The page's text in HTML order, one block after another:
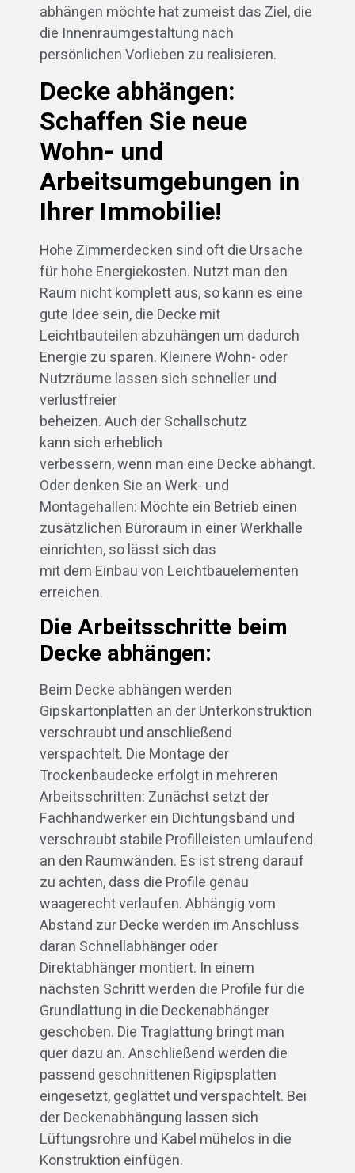
abhängen möchte hat zumeist das Ziel, die
die Innenraumgestaltung nach
persönlichen Vorlieben zu realisieren.
Decke abhängen:
Schaffen Sie neue
Wohn- und
Arbeitsumgebungen in
Ihrer Immobilie!
Hohe Zimmerdecken sind oft die Ursache
für hohe Energiekosten. Nutzt man den
Raum nicht komplett aus, so kann es eine
gute Idee sein, die Decke mit
Leichtbauteilen abzuhängen um dadurch
Energie zu sparen. Kleinere Wohn- oder
Nutzräume lassen sich schneller und
verlustfreier
beheizen. Auch der Schallschutz
kann sich erheblich
verbessern, wenn man eine Decke abhängt.
Oder denken Sie an Werk- und
Montagehallen: Möchte ein Betrieb einen
zusätzlichen Büroraum in einer Werkhalle
einrichten, so lässt sich das
mit dem Einbau von Leichtbauelementen
erreichen.
Die Arbeitsschritte beim
Decke abhängen:
Beim Decke abhängen werden
Gipskartonplatten an der Unterkonstruktion
verschraubt und anschließend
verspachtelt. Die Montage der
Trockenbaudecke erfolgt in mehreren
Arbeitsschritten: Zunächst setzt der
Fachhandwerker ein Dichtungsband und
verschraubt stabile Profilleisten umlaufend
an den Raumwänden. Es ist streng darauf
zu achten, dass die Profile genau
waagerecht verlaufen. Abhängig vom
Abstand zur Decke werden im Anschluss
daran Schnellabhänger oder
Direktabhänger montiert. In einem
nächsten Schritt werden die Profile für die
Grundlattung in die Deckenabhänger
geschoben. Die Traglattung bringt man
quer dazu an. Anschließend werden die
passend geschnittenen Rigipsplatten
eingesetzt, geglättet und verspachtelt. Bei
der Deckenabhängung lassen sich
Lüftungsrohre und Kabel mühelos in die
Konstruktion einfügen.